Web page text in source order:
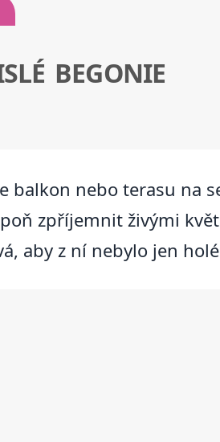
BEGONIE
balkon nebo terasu na
zpříjemnit živými
aby z ní nebylo jen